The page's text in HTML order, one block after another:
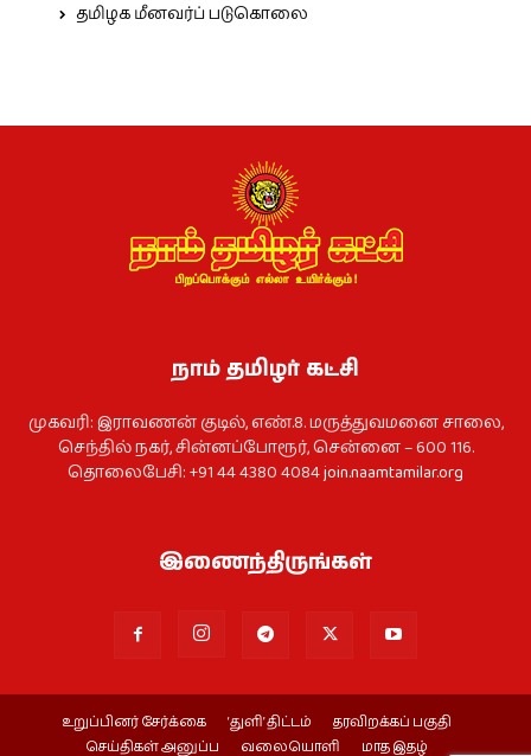
தமிழக மீனவர்ப் படுகொலை
நாம் தமிழர் கட்சி
முகவரி: இராவணன் குடில், எண்.8. மருத்துவமனை சாலை,
செந்தில் நகர், சின்னப்போரூர், சென்னை – 600 116.
தொலைபேசி: +91 44 4380 4084join.naamtamilar.org
இணைந்திருங்கள்
உறுப்பினர் சேர்க்கை ‘துளி’ திட்டம்
தரவிறக்கப் பகுதி
செய்திகள் அனுப்ப
வலையொளி மாத இதழ்